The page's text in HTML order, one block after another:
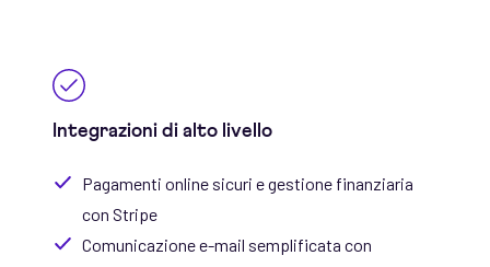
Integrazioni di alto livello
Pagamenti online sicuri e gestione finanziaria
con Stripe
Comunicazione e-mail semplificata con